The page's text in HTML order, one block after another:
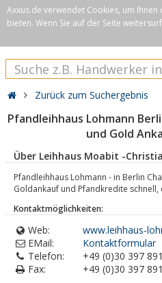
Axxus.de verwendet Cookies, um
bieten. Wenn Sie auf der Seite
Zurück zum Suchergebnis
Pfandleihhaus Lohmann
und Gold
Über Leihhaus Moabit -
Pfandleihhaus Lohmann - in Berlin
Goldankauf und Pfandkredite
Kontaktmöglichkeiten:
Web:
www.leihhaus-
EMail:
Kontaktformular
Telefon:
+49 (0)30 397
Fax:
+49 (0)30 397